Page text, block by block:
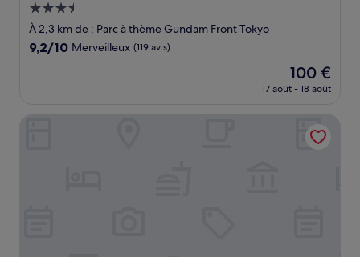
Hébergement
3.5 étoiles
À 2,3 km de : Parc à thème Gundam Front Tokyo
9.2
9,2/10 Merveilleux (119 avis)
Le
nouveau
100 €
100 €
17 août - 18 août